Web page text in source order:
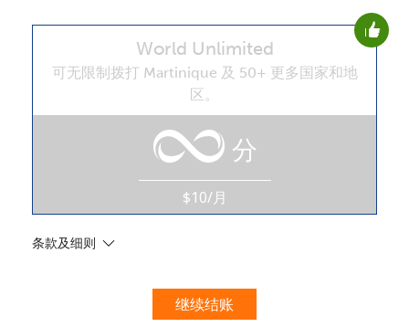
请保持联系，以便享受我们绝佳的优惠活动。
本人明白，在本网站开设账户，即代表本人同意这些
加入
登录或现在加入 →
World Unlimited
可无限制拨打 Martinique 及 50+ 更多国家和地
区。
分
$10/月
条款及细则
继续结账